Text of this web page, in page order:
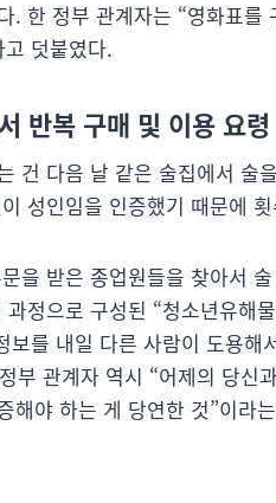
. 한 정부 관계자는 “영화표
덧붙였다.
반복 구매 및 이용 요령
건 다음 날 같은 술집에서
성인임을 인증했기 때문에
을 받은 종업원들을 찾아서
정으로 구성된 “청소년유해
보를 내일 다른 사람이 도용
부 관계자 역시 “어제의 당
해야 하는 게 당연한 것”이라